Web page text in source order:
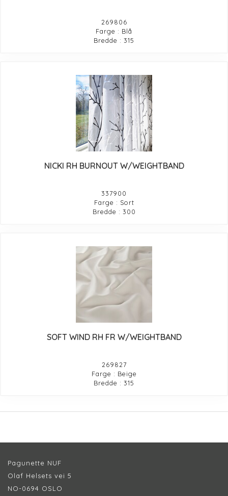
269806
Farge : Blå
Bredde : 315
NICKI RH BURNOUT W/WEIGHTBAND
337900
Farge : Sort
Bredde : 300
SOFT WIND RH FR W/WEIGHTBAND
269827
Farge : Beige
Bredde : 315
Pagunette NUF
Olaf Helsets vei 5
NO-0694 OSLO